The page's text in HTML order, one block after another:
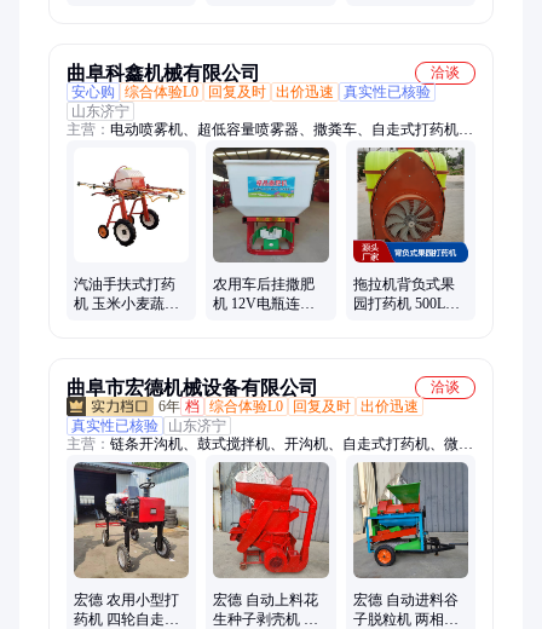
曲阜科鑫机械有限公司
洽谈
安心购
综合体验L0 回复及时 出价迅速
真实性已核验
山东济宁
主营： 电动喷雾机、超低容量喷雾器、撒粪车、自走式打药机、
遥控打药机、悬挂打药机、果园打药机、风送式打药机、长喷杆
打药机、手扶打药机、固液分离机、汽油弥雾机、洒水车、三轮
雾炮车、气溶胶喷雾器、搅拌机、铡草机、碎草机、电动撒肥
机、螺旋分离机、冷雾烟雾机、冷雾机、猪粪脱水机、秸秆打糠
机、粉碎机
汽油手扶式打药
机 玉米小麦蔬菜
农用车后挂撒肥
机 12V电瓶连接
拖拉机背负式果
园打药机 500L风
曲阜市宏德机械设备有限公司
洽谈
6年 档 综合体验L0 回复及时 出价迅速
真实性已核验
山东济宁
主营： 链条开沟机、鼓式搅拌机、开沟机、自走式打药机、微耕
机、树枝粉碎机、滚筒搅拌机、筛选机、吸粮机、不锈钢搅拌
机、木材粉碎机、干湿分离机、螺旋输送机、混合搅拌机、割晒
机、装袋机收谷机、制糁机、磨面磨粉机、干粉搅拌机、船外
机、电缆开沟机、碴子机、混料机
宏德 农用小型打
药机 四轮自走式
宏德 自动上料花
生种子剥壳机 小
宏德 自动进料谷
子脱粒机 两相电